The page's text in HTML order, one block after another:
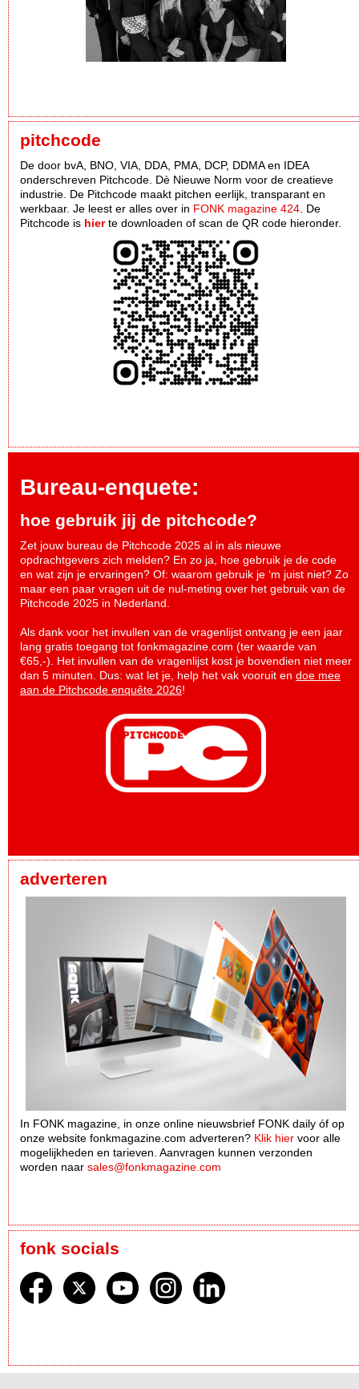
pitchcode
De door bvA, BNO, VIA, DDA, PMA, DCP, DDMA en IDEA
onderschreven Pitchcode. Dè Nieuwe Norm voor de creatieve
industrie. De Pitchcode maakt pitchen eerlijk, transparant en
werkbaar. Je leest er alles over in FONK magazine 424 . De
Pitchcode is hierte downloaden of scan de QR code hieronder.
Bureau-enquete:
hoe gebruik jij de pitchcode?
Zet jouw bureau de Pitchcode 2025 al in als nieuwe
opdrachtgevers zich melden? En zo ja, hoe gebruik je de code
en wat zijn je ervaringen? Of: waarom gebruik je ‘m juist niet? Zo
maar een paar vragen uit de nul-meting over het gebruik van de
Pitchcode 2025 in Nederland.
Als dank voor het invullen van de vragenlijst ontvang je een jaar
lang gratis toegang tot fonkmagazine.com (ter waarde van
€65,-). Het invullen van de vragenlijst kost je bovendien niet meer
dan 5 minuten. Dus: wat let je, help het vak vooruit en doe mee
aan de Pitchcode enquête 2026!
adverteren
In FONK magazine, in onze online nieuwsbrief FONK daily óf op
onze website fonkmagazine.com adverteren? Klik hier voor alle
mogelijkheden en tarieven. Aanvragen kunnen verzonden
worden naar sales@fonkmagazine.com
fonk socials